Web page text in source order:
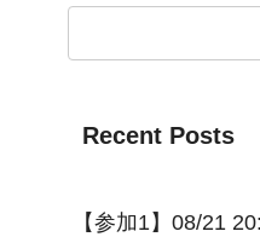
Recent Posts
【参加1】08/21